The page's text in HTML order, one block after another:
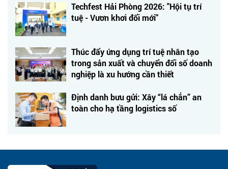
Techfest Hải Phòng 2026: "Hội tụ trí
tuệ - Vươn khơi đổi mới"
Thúc đẩy ứng dụng trí tuệ nhân tạo
trong sản xuất và chuyển đổi số doanh
nghiệp là xu hướng cần thiết
Định danh bưu gửi: Xây “lá chắn” an
toàn cho hạ tầng logistics số